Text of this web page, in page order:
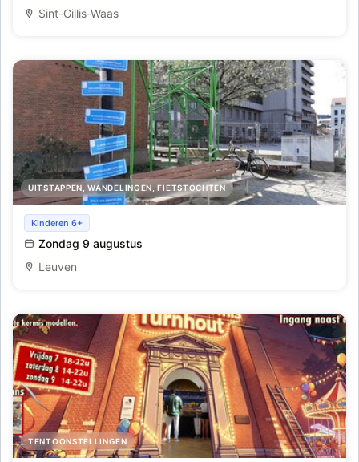
Sint-Gillis-Waas
UITSTAPPEN, WANDELINGEN, FIETSTOCHTEN
Een eigen straatnaam op de Hertogensite
Kinderen 6+
Zondag 9 augustus
Leuven
TENTOONSTELLINGEN